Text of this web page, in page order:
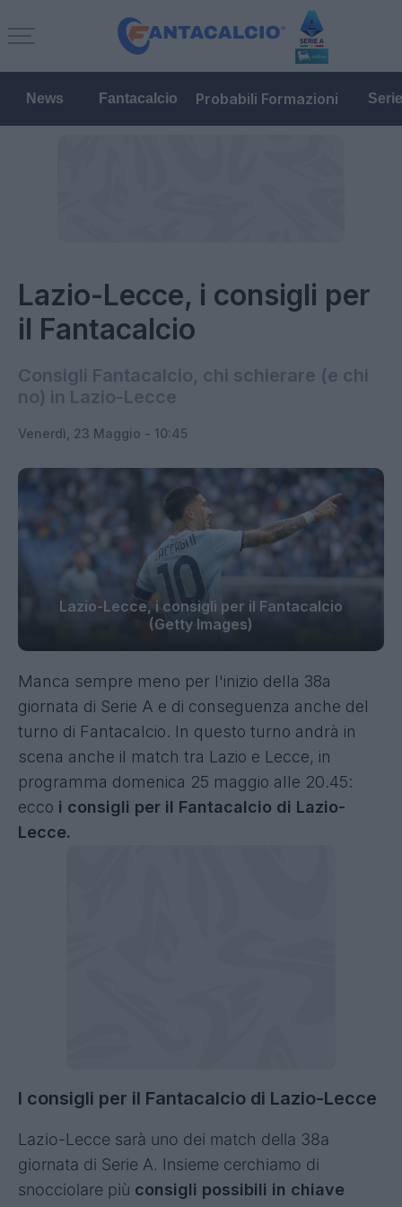
News Fantacalcio Probabili Formazioni
Lazio-Lecce, i consigli per
il Fantacalcio
Consigli Fantacalcio, chi schierare (e chi
no) in Lazio-Lecce
Venerdì, 23 Maggio - 10:45
Lazio-Lecce, i consigli per il Fantacalcio
(Getty Images)
Manca sempre meno per l'inizio della 38a
giornata di Serie A e di conseguenza anche del
turno di Fantacalcio. In questo turno andrà in
scena anche il match tra Lazio e Lecce, in
programma domenica 25 maggio alle 20.45:
ecco i consigli per il Fantacalcio di Lazio-
Lecce.
I consigli per il Fantacalcio di Lazio-Lecce
Lazio-Lecce sarà uno dei match della 38a
giornata di Serie A. Insieme cerchiamo di
snocciolare più consigli possibili in chiave